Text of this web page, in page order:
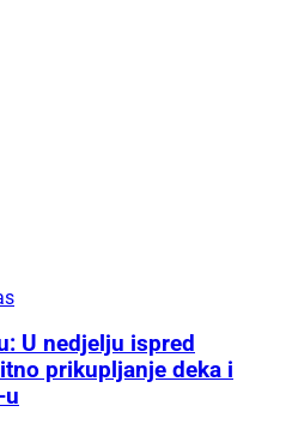
U nedjelju ispred
prikupljanje deka i
u